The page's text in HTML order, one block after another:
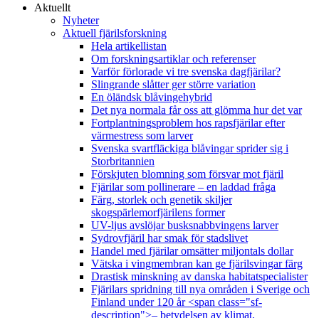
Aktuellt
Nyheter
Aktuell fjärilsforskning
Hela artikellistan
Om forskningsartiklar och referenser
Varför förlorade vi tre svenska dagfjärilar?
Slingrande slåtter ger större variation
En öländsk blåvingehybrid
Det nya normala får oss att glömma hur det var
Fortplantningsproblem hos rapsfjärilar efter
värmestress som larver
Svenska svartfläckiga blåvingar sprider sig i
Storbritannien
Förskjuten blomning som försvar mot fjäril
Fjärilar som pollinerare – en laddad fråga
Färg, storlek och genetik skiljer
skogspärlemorfjärilens former
UV-ljus avslöjar busksnabbvingens larver
Sydrovfjäril har smak för stadslivet
Handel med fjärilar omsätter miljontals dollar
Vätska i vingmembran kan ge fjärilsvingar färg
Drastisk minskning av danska habitatspecialister
Fjärilars spridning till nya områden i Sverige och
Finland under 120 år <span class="sf-
description">– betydelsen av klimat,